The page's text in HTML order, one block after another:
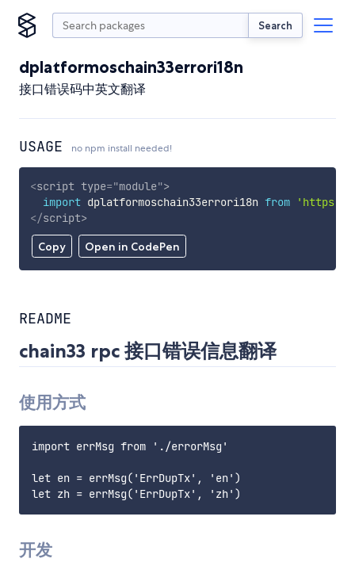
Search
dplatformoschain33errori18n
接口错误码中英文翻译
USAGE no npm install needed!
Copy Open in CodePen
<script type="module">
import dplatformoschain33errori18n from
'https://
</script>
README
chain33 rpc 接口错误信息翻译
使用方式
import errMsg from './errorMsg'
let en = errMsg('ErrDupTx', 'en')
开发